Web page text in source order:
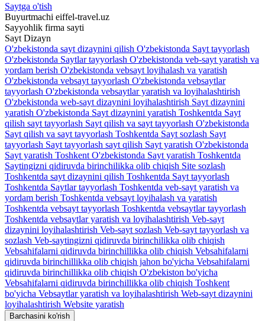
Saytga o'tish
Buyurtmachi eiffel-travel.uz
Sayyohlik firma sayti
Sayt Dizayn
O'zbekistonda sayt dizaynini qilish O'zbekistonda Sayt tayyorlash
O'zbekistonda Saytlar tayyorlash O'zbekistonda veb-sayt yaratish va
yordam berish O'zbekistonda vebsayt loyihalash va yaratish
O'zbekistonda vebsayt tayyorlash O'zbekistonda vebsaytlar
tayyorlash O'zbekistonda vebsaytlar yaratish va loyihalashtirish
O'zbekistonda web-sayt dizaynini loyihalashtirish Sayt dizaynini
yaratish O'zbekistonda Sayt dizaynini yaratish Toshkentda Sayt
qilish sayt tayyorlash Sayt qilish va sayt tayyorlash O'zbekistonda
Sayt qilish va sayt tayyorlash Toshkentda Sayt sozlash Sayt
tayyorlash Sayt tayyorlash sayt qilish Sayt yaratish O'zbekistonda
Sayt yaratish Toshkent O'zbekistonda Sayt yaratish Toshkentda
Saytingizni qidiruvda birinchilikka olib chiqish Site sozlash
Toshkentda sayt dizaynini qilish Toshkentda Sayt tayyorlash
Toshkentda Saytlar tayyorlash Toshkentda veb-sayt yaratish va
yordam berish Toshkentda vebsayt loyihalash va yaratish
Toshkentda vebsayt tayyorlash Toshkentda vebsaytlar tayyorlash
Toshkentda vebsaytlar yaratish va loyihalashtirish Veb-sayt
dizaynini loyihalashtirish Veb-sayt sozlash Veb-sayt tayyorlash va
sozlash Veb-saytingizni qidiruvda birinchilikka olib chiqish
Vebsahifalarni qidiruvda birinchillikka olib chiqish Vebsahifalarni
qidiruvda birinchillikka olib chiqish jahon bo'yicha Vebsahifalarni
qidiruvda birinchillikka olib chiqish O'zbekiston bo'yicha
Vebsahifalarni qidiruvda birinchillikka olib chiqish Toshkent
bo'yicha Vebsaytlar yaratish va loyihalashtirish Web-sayt dizaynini
loyihalashtirish Website yaratish
Barchasini ko'rish